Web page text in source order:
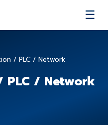
☰
/ PLC / Network
PLC / Network